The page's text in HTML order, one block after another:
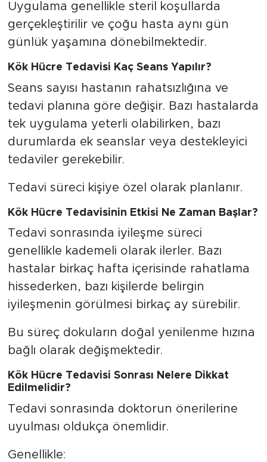
Uygulama genellikle steril koşullarda
gerçekleştirilir ve çoğu hasta aynı gün
günlük yaşamına dönebilmektedir.
Kök Hücre Tedavisi Kaç Seans Yapılır?
Seans sayısı hastanın rahatsızlığına ve
tedavi planına göre değişir. Bazı hastalarda
tek uygulama yeterli olabilirken, bazı
durumlarda ek seanslar veya destekleyici
tedaviler gerekebilir.
Tedavi süreci kişiye özel olarak planlanır.
Kök Hücre Tedavisinin Etkisi Ne Zaman Başlar?
Tedavi sonrasında iyileşme süreci
genellikle kademeli olarak ilerler. Bazı
hastalar birkaç hafta içerisinde rahatlama
hissederken, bazı kişilerde belirgin
iyileşmenin görülmesi birkaç ay sürebilir.
Bu süreç dokuların doğal yenilenme hızına
bağlı olarak değişmektedir.
Kök Hücre Tedavisi Sonrası Nelere Dikkat
Edilmelidir?
Tedavi sonrasında doktorun önerilerine
uyulması oldukça önemlidir.
Genellikle: